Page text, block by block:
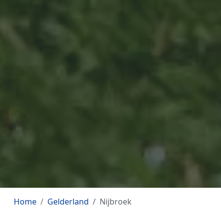
Home Gelderland Nijbroek